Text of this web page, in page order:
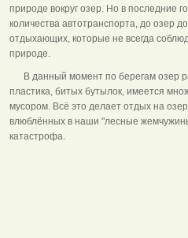
природе вокруг озер. Но в последние
количества автотранспорта, до озер
отдыхающих, которые не всегда
природе.
В данный момент по берегам озер
пластика, битых бутылок, имеется
мусором. Всё это делает отдых на
влюблённых в наши "лесные
катастрофа.